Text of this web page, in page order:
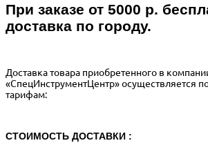
При заказе от 5000 р.
доставка по городу.
Доставка товара приобретенного в
«СпецИнструментЦентр» осуществляется
тарифам:
СТОИМОСТЬ ДОСТАВКИ :